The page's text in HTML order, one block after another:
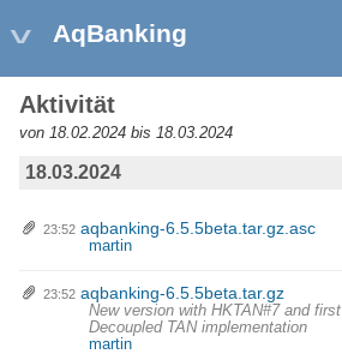
AqBanking
Aktivität
von 18.02.2024 bis 18.03.2024
18.03.2024
23:52 aqbanking-6.5.5beta.tar.gz.asc
martin
23:52 aqbanking-6.5.5beta.tar.gz
New version with HKTAN#7 and
Decoupled TAN implementation
martin